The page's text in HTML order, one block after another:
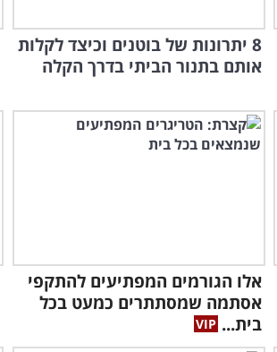
8 יתרונות של בוטנים וכיצד לקלות
אותם בתנור הביתי בדרך הקלה
אלו הגורמים המפתיעים להתקפי
אסתמה שמסתתרים כמעט בכל
בית...